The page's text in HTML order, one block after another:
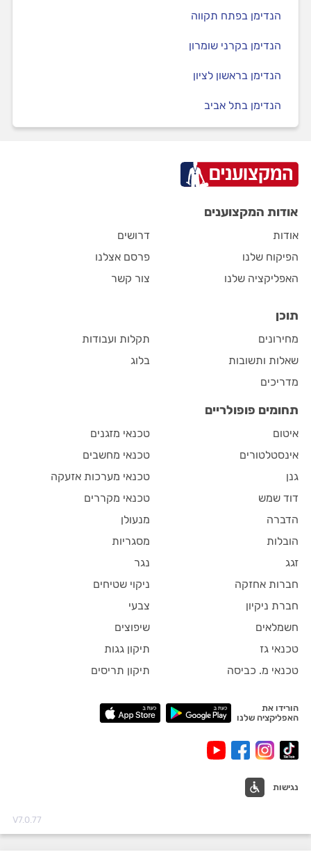
הנדימן בפתח תקווה
הנדימן בקרני שומרון
הנדימן בראשון לציון
הנדימן בתל אביב
אודות המקצוענים
אודות
הפיקוח שלנו
האפליקציה שלנו
דרושים
פרסם אצלנו
צור קשר
תוכן
מחירונים
שאלות ותשובות
מדריכים
תקלות ועבודות
בלוג
תחומים פופולריים
איטום
אינסטלטורים
גנן
דוד שמש
הדברה
הובלות
זגג
חברות אחזקה
חברת ניקיון
חשמלאים
טכנאי גז
טכנאי מ. כביסה
טכנאי מזגנים
טכנאי מחשבים
טכנאי מערכות אזעקה
טכנאי מקררים
מנעולן
מסגריות
נגר
ניקוי שטיחים
צבעי
שיפוצים
תיקון גגות
תיקון תריסים
הורידו את
האפליקציה שלנו
נגישות
V7.0.77